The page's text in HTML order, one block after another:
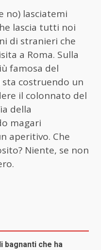
no) lasciatemi
lascia tutti noi
di stranieri che
a Roma. Sulla
famosa del
sta costruendo un
il colonnato del
della
magari
aperitivo. Che
Niente, se non
bagnanti che ha